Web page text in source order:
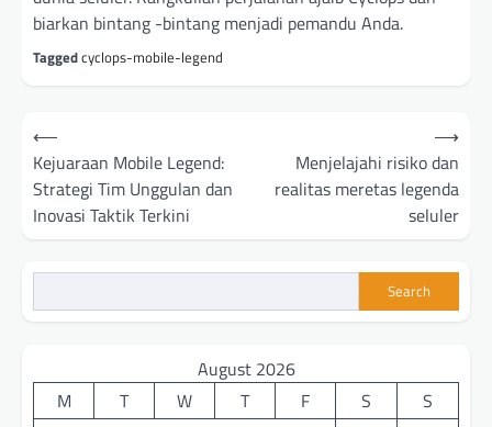
biarkan bintang -bintang menjadi pemandu Anda.
Taggedcyclops-mobile-legend
Post
navigation
⟵
Kejuaraan Mobile Legend:
Strategi Tim Unggulan dan
Inovasi Taktik Terkini
Menjelajahi risiko dan
realitas meretas legenda
seluler
⟶
Search
August 2026
M
T W T F S
S